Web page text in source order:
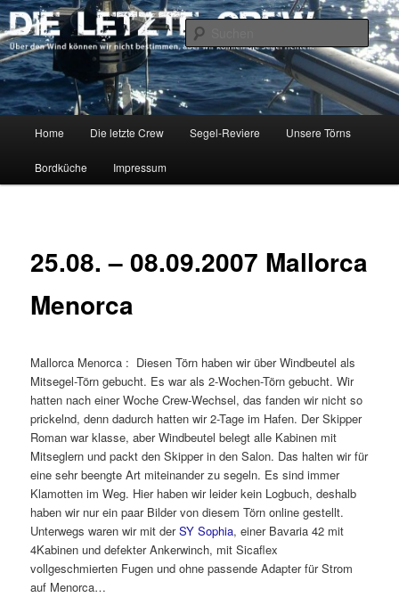
Zum
primären
Inhalt
springenDIE LETZTE CREW
Über den Wind können wir nicht bestimmen, aber wir können die Segel
richten.
Home Die letzte Crew Segel-Reviere Unsere Törns
Bordküche Impressum
25.08. – 08.09.2007 Mallorca
Menorca
Mallorca Menorca : Diesen Törn haben wir über Windbeutel als
Mitsegel-Törn gebucht. Es war als 2-Wochen-Törn gebucht. Wir
hatten nach einer Woche Crew-Wechsel, das fanden wir nicht so
prickelnd, denn dadurch hatten wir 2-Tage im Hafen. Der Skipper
Roman war klasse, aber Windbeutel belegt alle Kabinen mit
Mitseglern und packt den Skipper in den Salon. Das halten wir für
eine sehr beengte Art miteinander zu segeln. Es sind immer
Klamotten im Weg. Hier haben wir leider kein Logbuch, deshalb
haben wir nur ein paar Bilder von diesem Törn online gestellt.
Unterwegs waren wir mit derSY Sophia, einer Bavaria 42 mit
4Kabinen und defekter Ankerwinch, mit Sicaflex
vollgeschmierten Fugen und ohne passende Adapter für Strom
auf Menorca…